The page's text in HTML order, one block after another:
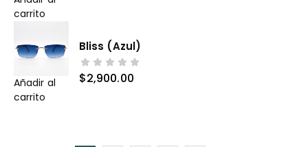
carrito
Añadir al
carrito
Bliss (azul)
$2,900.00